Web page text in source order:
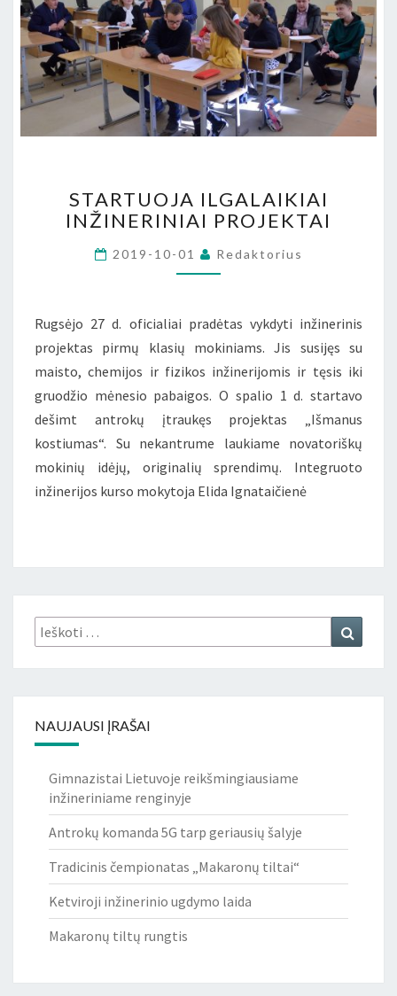
ILGALAIKIAI
INŽINERINIAI
STARTUOJA ILGALAIKIAI
INŽINERINIAI PROJEKTAI
2019-10-01 Redaktorius
Rugsėjo 27 d. oficialiai pradėtas vykdyti inžinerinis
projektas pirmų klasių mokiniams. Jis susijęs su
maisto, chemijos ir fizikos inžinerijomis ir tęsis iki
gruodžio mėnesio pabaigos. O spalio 1 d. startavo
dešimt antrokų įtraukęs projektas „Išmanus
kostiumas“. Su nekantrume laukiame novatoriškų
mokinių idėjų, originalių sprendimų. Integruoto
inžinerijos kurso mokytoja Elida Ignataičienė
Ieškoti:
NAUJAUSI ĮRAŠAI
Gimnazistai Lietuvoje reikšmingiausiame
inžineriniame renginyje
Antrokų komanda 5G tarp geriausių šalyje
Tradicinis čempionatas „Makaronų tiltai“
Ketviroji inžinerinio ugdymo laida
Makaronų tiltų rungtis